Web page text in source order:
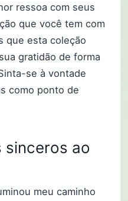
ressoa com seus
que você tem com
que esta coleção
gratidão de forma
se à vontade
como ponto de
ao
meu caminho